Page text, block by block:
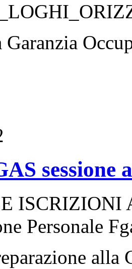
Garanzia
sessione
ISCRIZIONI
Personale
alla